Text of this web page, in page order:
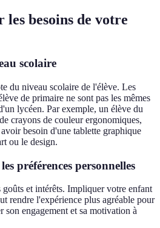
les besoins de votre
scolaire
du niveau scolaire de l'élève. Les
de primaire ne sont pas les mêmes
lycéen. Par exemple, un élève du
crayons de couleur ergonomiques,
besoin d'une tablette graphique
ou le design.
préférences personnelles
goûts et intérêts. Impliquer votre enfant
rendre l'expérience plus agréable pour
son engagement et sa motivation à